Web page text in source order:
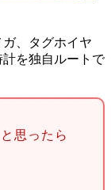
、タグホイヤ
を独自ルートで
思ったら